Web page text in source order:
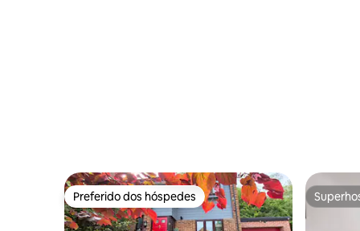
Preferido dos hóspedes
Preferido dos hóspedes